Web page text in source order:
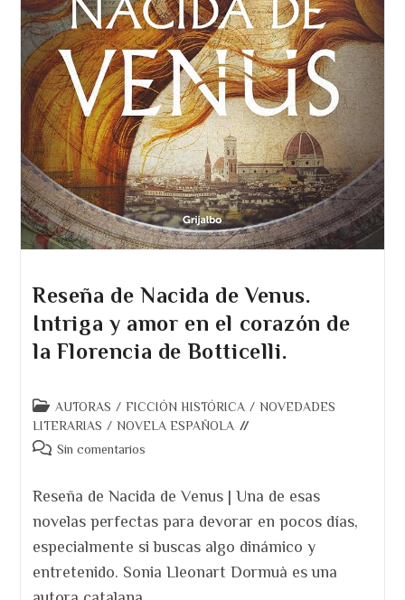
Reseña de Nacida de Venus.
Intriga y amor en el corazón de
la Florencia de Botticelli.
Categoría
de
la
AUTORAS / FICCIÓN HISTÓRICA / NOVEDADES
LITERARIAS / NOVELA ESPAÑOLA
Comentarios
entrada:
Sin comentarios
Reseña de Nacida de Venus | Una de esas
novelas perfectas para devorar en pocos días,
especialmente si buscas algo dinámico y
entretenido. Sonia Lleonart Dormuà es una